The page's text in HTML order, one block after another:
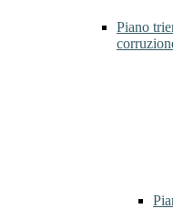
Piano